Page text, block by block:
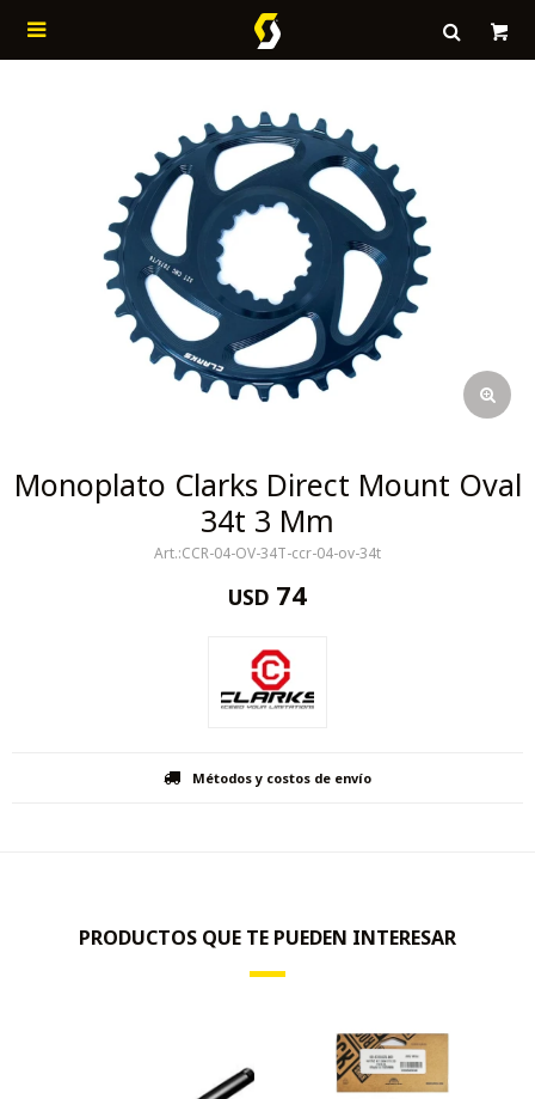

Monoplato Clarks Direct Mount Oval
34t 3 Mm
CCR-04-OV-34T-ccr-04-ov-34t
USD 74
Métodos y costos de envío
PRODUCTOS QUE TE PUEDEN INTERESAR